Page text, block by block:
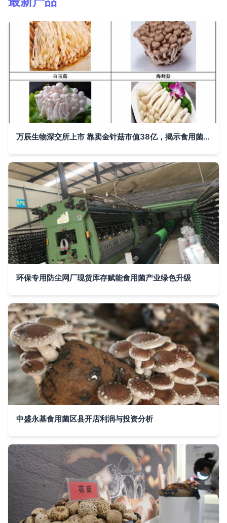
万辰生物深交所上市 靠卖金针菇市值38亿，揭示食用菌行业蜕变新篇章
环保专用防尘网厂现货库存赋能食用菌产业绿色升级
中盛永基食用菌区县开店利润与投资分析